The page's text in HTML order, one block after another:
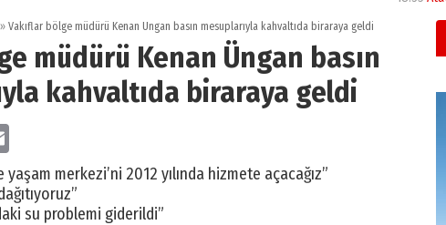
» Vakıflar bölge müdürü Kenan Üngan basın mesuplarıyla kahvaltıda biraraya geldi
müdürü Kenan Üngan basın
kahvaltıda biraraya geldi
merkezi’ni 2012 yılında hizmete açacağız”
su problemi giderildi”